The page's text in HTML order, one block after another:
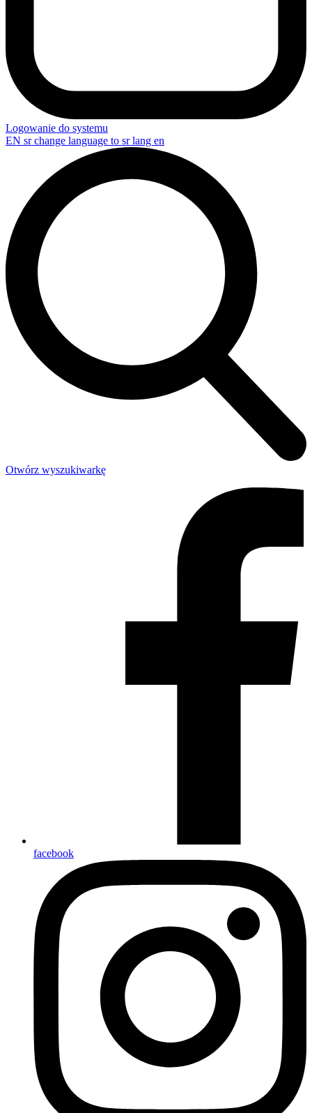
Logowanie do systemu
EN sr change language to sr lang en
Otwórz wyszukiwarkę
facebook